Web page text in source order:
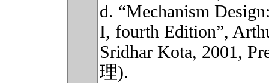
d. “Mechanism
I, fourth Edition”,
Sridhar Kota, 2001,
理).